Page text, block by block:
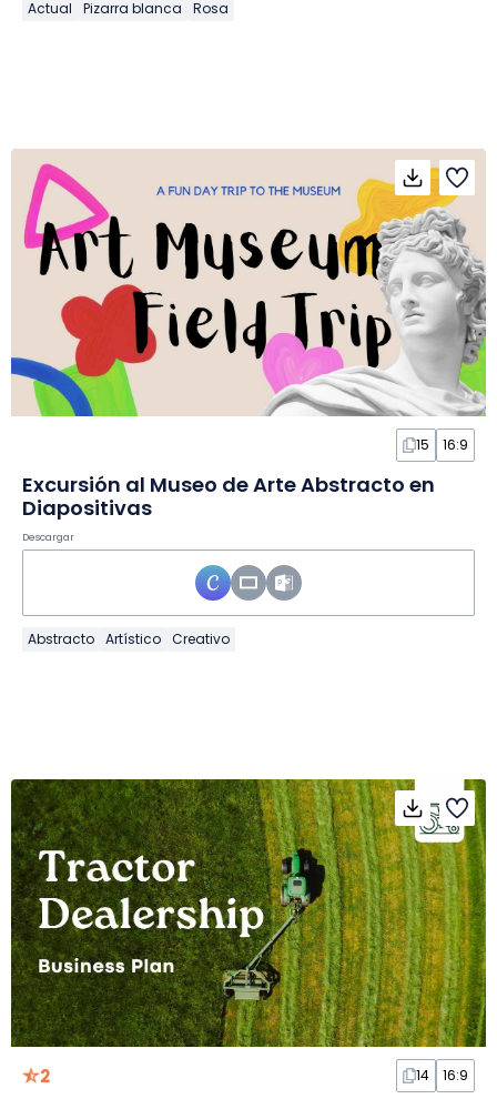
Actual Pizarra blanca Rosa
15 16:9
Excursión al Museo de Arte Abstracto en
Diapositivas
Descargar
Abstracto Artístico Creativo
2 14 16:9